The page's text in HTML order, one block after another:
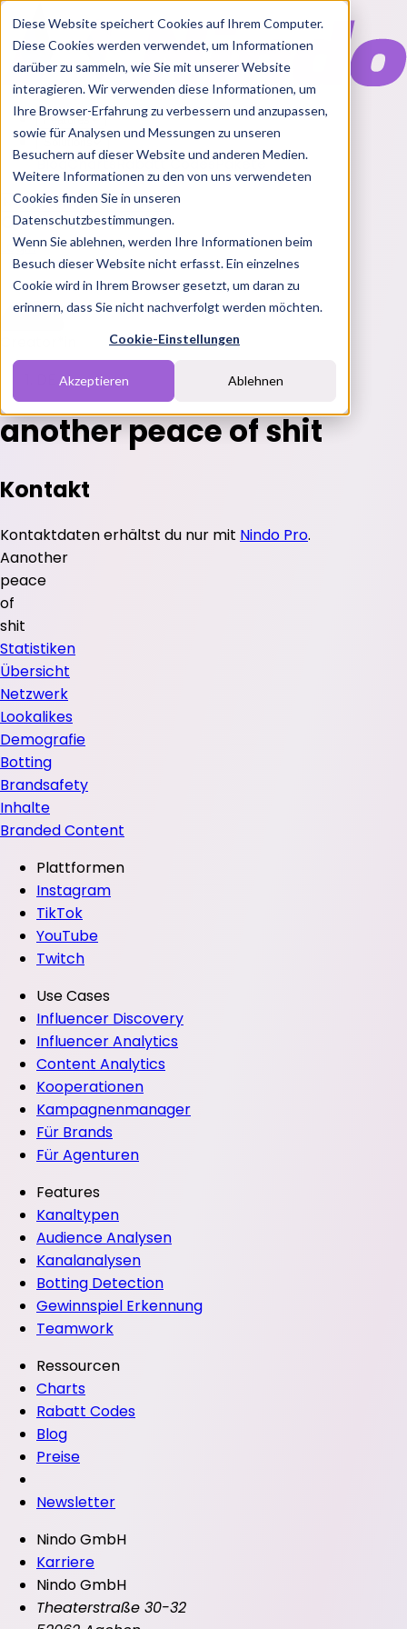
Diese Website speichert Cookies auf Ihrem Computer.
Diese Cookies werden verwendet, um Informationen
darüber zu sammeln, wie Sie mit unserer Website
interagieren. Wir verwenden diese Informationen, um
Ihre Browser-Erfahrung zu verbessern und anzupassen,
sowie für Analysen und Messungen zu unseren
Besuchern auf dieser Website und anderen Medien.
Weitere Informationen zu den von uns verwendeten
Cookies finden Sie in unseren
Datenschutzbestimmungen.
Wenn Sie ablehnen, werden Ihre Informationen beim
Besuch dieser Website nicht erfasst. Ein einzelnes
Cookie wird in Ihrem Browser gesetzt, um daran zu
erinnern, dass Sie nicht nachverfolgt werden möchten.
Cookie-Einstellungen
Akzeptieren Ablehnen
Features
Solutions
BlogChartsRabatt CodesPakete
Login
another peace of shit
Kontakt
Kontaktdaten erhältst du nur mit Nindo Pro.
Aanother
peace
of
shit
Statistiken
Übersicht
Netzwerk
Lookalikes
Demografie
Botting
Brandsafety
Inhalte
Branded Content
Plattformen
Instagram
TikTok
YouTube
Twitch
Use Cases
Influencer Discovery
Influencer Analytics
Content Analytics
Kooperationen
Kampagnenmanager
Für Brands
Für Agenturen
Features
Kanaltypen
Audience Analysen
Kanalanalysen
Botting Detection
Gewinnspiel Erkennung
Teamwork
Ressourcen
Charts
Rabatt Codes
Blog
Preise
Newsletter
Nindo GmbH
Karriere
Nindo GmbH
Theaterstraße 30-32